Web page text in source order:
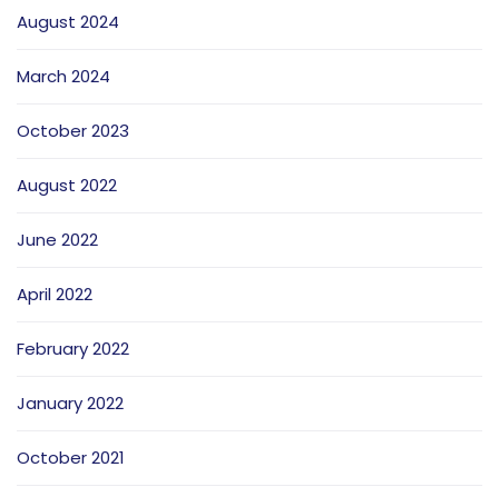
August 2024
March 2024
October 2023
August 2022
June 2022
April 2022
February 2022
January 2022
October 2021